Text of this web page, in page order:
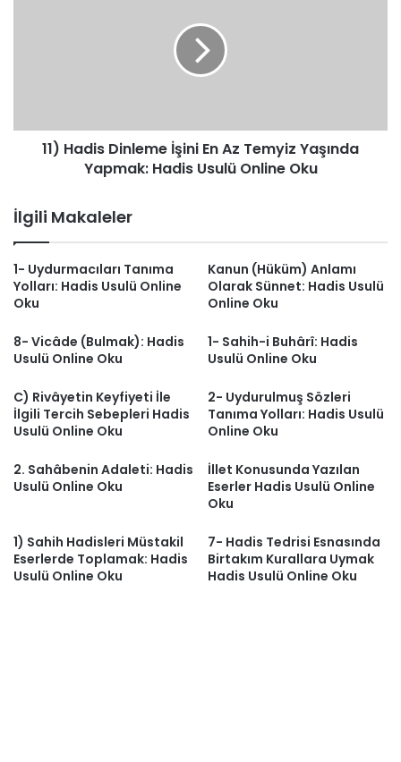
Yapmak:
Hadis11) Hadis Dinleme İşini En Az Temyiz Yaşında
Yapmak: Hadis Usulü Online Oku
İlgili Makaleler
1- Uydurmacıları Tanıma
Yolları: Hadis Usulü Online
Oku
Kanun (Hüküm) Anlamı
Olarak Sünnet: Hadis Usulü
Online Oku
8- Vicâde (Bulmak): Hadis
Usulü Online Oku
1- Sahih-i Buhârî: Hadis
Usulü Online Oku
C) Rivâyetin Keyfiyeti İle
İlgili Tercih Sebepleri Hadis
Usulü Online Oku
2- Uydurulmuş Sözleri
Tanıma Yolları: Hadis Usulü
Online Oku
2. Sahâbenin Adaleti: Hadis
Usulü Online Oku
İllet Konusunda Yazılan
Eserler Hadis Usulü Online
Oku
1) Sahih Hadisleri Müstakil
Eserlerde Toplamak: Hadis
Usulü Online Oku
7- Hadis Tedrisi Esnasında
Birtakım Kurallara Uymak
Hadis Usulü Online Oku